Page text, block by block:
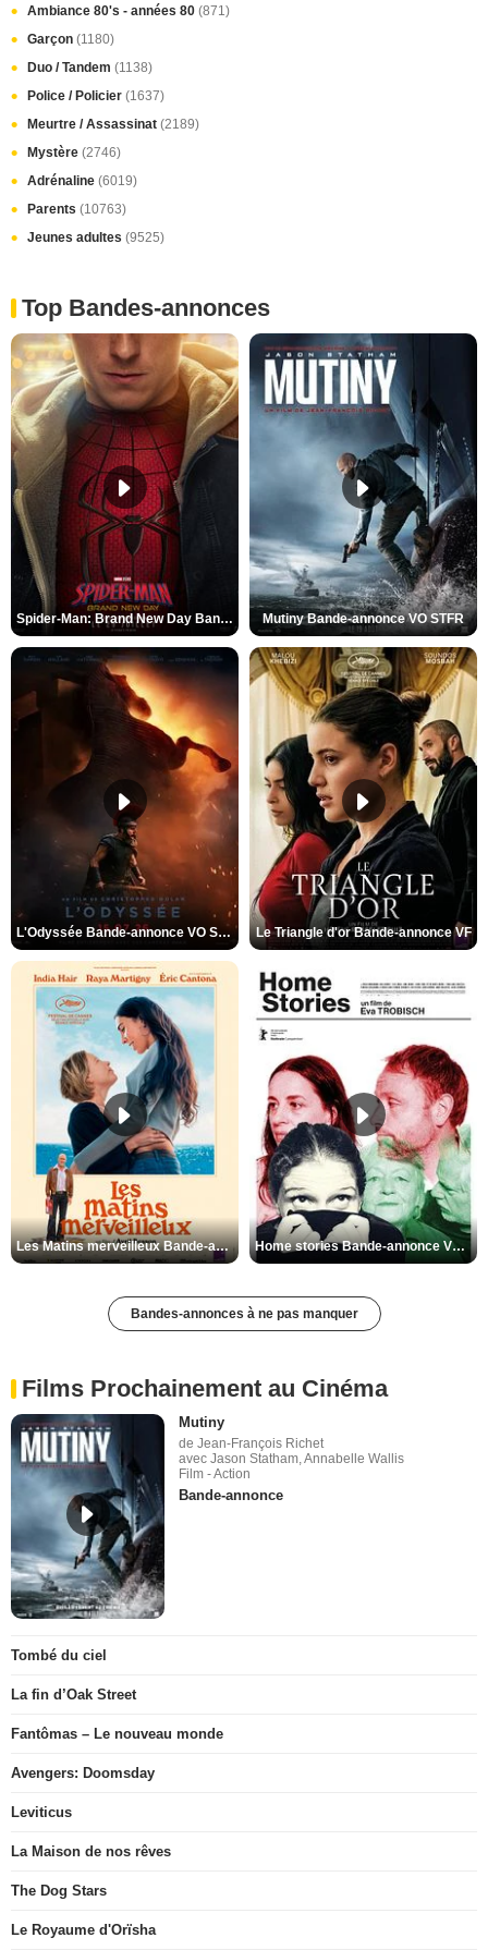
Ambiance 80's - années 80 (871)
Garçon (1180)
Duo / Tandem (1138)
Police / Policier (1637)
Meurtre / Assassinat (2189)
Mystère (2746)
Adrénaline (6019)
Parents (10763)
Jeunes adultes (9525)
Top Bandes-annonces
Spider-Man: Brand New Day Bande-annonce VO STFR Mutiny Bande-annonce VO STFR
L'Odyssée Bande-annonce VO STFR Le Triangle d'or Bande-annonce VF
Les Matins merveilleux Bande-annonce VF Home stories Bande-annonce VO STFR
Bandes-annonces à ne pas manquer
Films Prochainement au Cinéma
Mutiny
de Jean-François Richet
avec Jason Statham, Annabelle Wallis
Film - Action
Bande-annonce
Tombé du ciel
La fin d’Oak Street
Fantômas – Le nouveau monde
Avengers: Doomsday
Leviticus
La Maison de nos rêves
The Dog Stars
Le Royaume d'Orïsha